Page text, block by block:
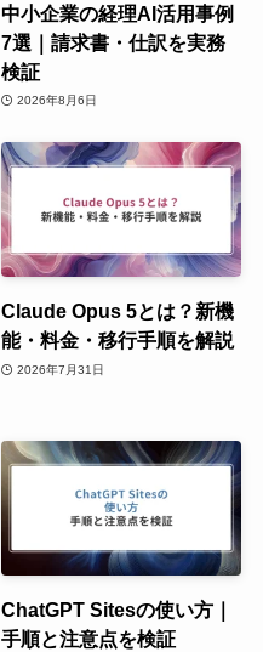
中小企業の経理AI活用事例
7選｜請求書・仕訳を実務
検証
2026年8月6日
Claude Opus 5とは？新機
能・料金・移行手順を解説
2026年7月31日
ChatGPT Sitesの使い方｜
手順と注意点を検証